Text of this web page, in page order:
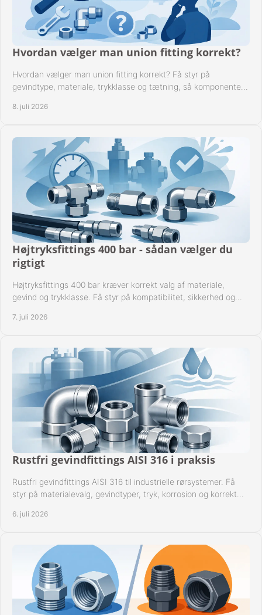
Hvordan vælger man union fitting korrekt?
Hvordan vælger man union fitting korrekt? Få styr på
gevindtype, materiale, trykklasse og tætning, så komponenten
8. juli 2026
Højtryksfittings 400 bar - sådan vælger du
rigtigt
Højtryksfittings 400 bar kræver korrekt valg af materiale,
gevind og trykklasse. Få styr på kompatibilitet, sikkerhed og
7. juli 2026
Rustfri gevindfittings AISI 316 i praksis
Rustfri gevindfittings AISI 316 til industrielle rørsystemer. Få
styr på materialevalg, gevindtyper, tryk, korrosion og korrekt
6. juli 2026